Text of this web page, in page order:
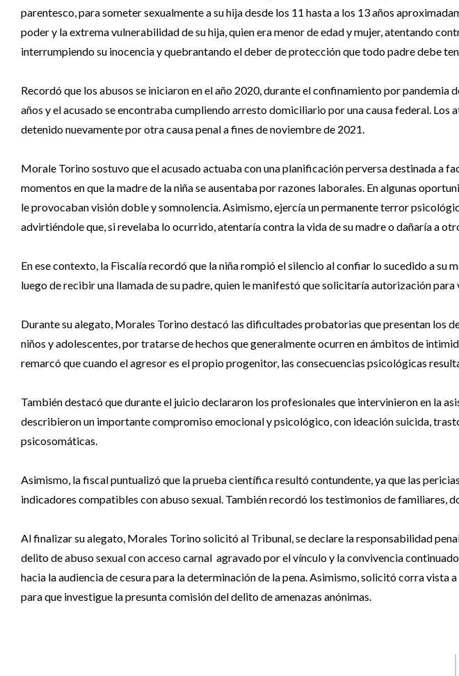
parentesco, para someter sexualmente a su hija desde los 11 hasta a los 13 años
poder y la extrema vulnerabilidad de su hija, quien era menor de edad y mujer, atentando
interrumpiendo su inocencia y quebrantando el deber de protección que todo padre debe
Recordó que los abusos se iniciaron en el año 2020, durante el confinamiento por pandemia
años y el acusado se encontraba cumpliendo arresto domiciliario por una causa federal. Los
detenido nuevamente por otra causa penal a fines de noviembre de 2021.
Morale Torino sostuvo que el acusado actuaba con una planificación perversa destinada a
momentos en que la madre de la niña se ausentaba por razones laborales. En algunas
le provocaban visión doble y somnolencia. Asimismo, ejercía un permanente terror
advirtiéndole que, si revelaba lo ocurrido, atentaría contra la vida de su madre o dañaría a
En ese contexto, la Fiscalía recordó que la niña rompió el silencio al confiar lo sucedido a su
luego de recibir una llamada de su padre, quien le manifestó que solicitaría autorización
Durante su alegato, Morales Torino destacó las dificultades probatorias que presentan los
niños y adolescentes, por tratarse de hechos que generalmente ocurren en ámbitos de
remarcó que cuando el agresor es el propio progenitor, las consecuencias psicológicas
También destacó que durante el juicio declararon los profesionales que intervinieron en la
describieron un importante compromiso emocional y psicológico, con ideación suicida,
psicosomáticas.
Asimismo, la fiscal puntualizó que la prueba científica resultó contundente, ya que las
indicadores compatibles con abuso sexual. También recordó los testimonios de familiares,
Al finalizar su alegato, Morales Torino solicitó al Tribunal, se declare la responsabilidad
delito de abuso sexual con acceso carnal agravado por el vínculo y la convivencia
hacia la audiencia de cesura para la determinación de la pena. Asimismo, solicitó corra vista
para que investigue la presunta comisión del delito de amenazas anónimas.